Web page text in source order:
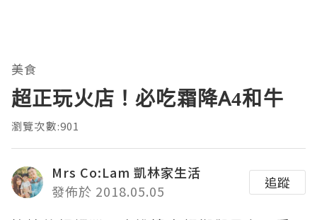
美食
超正玩火店！必吃霜降A4和牛
瀏覽次數:901
Mrs Co:Lam 凱林家生活
發佈於 2018.05.05
追蹤